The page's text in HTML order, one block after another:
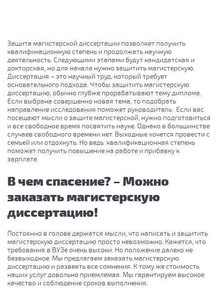
Защита магистерской диссертации позволяет получить
квалификационную степень и продолжать научную
деятельность. Следующими этапами будут кандидатская и
докторская, но для начала нужно защитить магистерскую.
Диссертация – это научный труд, который требует
основательного подхода. Чтобы защитить магистерскую
диссертацию, обычно глубже прорабатывают тему диплома.
Если выбрана совершенно новая тема, то подобрать
направление исследования поможет руководитель. Если вас
посещают мысли о защите магистерской, нужно подготовиться
и все свободное время посвятить науке. Однако в большинстве
случаев свободного времени нет. Выходные хочется провести с
семьей или отдохнуть. Но ведь квалификационная степень
поможет получить повышение на работе и прибавку к
зарплате.
В чем спасение? – Можно
заказать магистерскую
диссертацию!
Постоянно в голове держатся мысли, что написать и защитить
магистерскую диссертацию просто невозможно. Кажется, что
требования в ВУЗе очень высоки. Но положение далеко не
безвыходное. Мы предлагаем заказать магистерскую
диссертацию и развеять все сомнения. К тому же стоимость
наших услуг довольно приемлемая. Мы гарантируем высокое
качество и соблюдение сроков выполнения.